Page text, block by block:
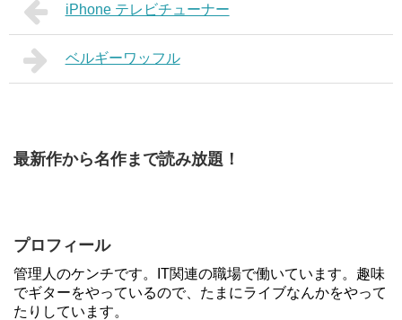
iPhone テレビチューナー
ベルギーワッフル
最新作から名作まで読み放題！
プロフィール
管理人のケンチです。IT関連の職場で働いています。趣味
でギターをやっているので、たまにライブなんかをやって
たりしています。